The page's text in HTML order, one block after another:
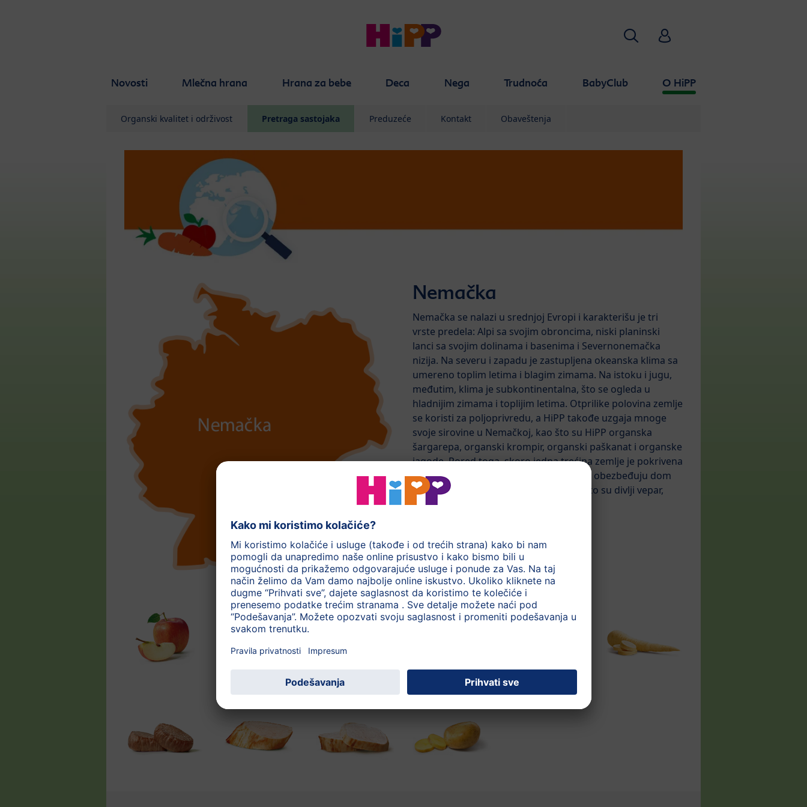
Novosti Mlečna hrana Hrana za bebe Deca Nega Trudnoća BabyClub O HiPP
Traži HiPP Babyclub
Organski kvalitet i održivost Pretraga sastojaka Preduzeće Kontakt Obaveštenja
Nemačka
Nemačka se nalazi u srednjoj Evropi i karakterišu je tri
vrste predela: Alpi sa svojim obroncima, niski planinski
lanci sa svojim dolinama i basenima i Severnonemačka
nizija. Na severu i zapadu je zastupljena okeanska klima sa
umereno toplim letima i blagim zimama. Na istoku i jugu,
međutim, klima je subkontinentalna, što se ogleda u
hladnijim zimama i toplijim letima. Otprilike polovina zemlje
se koristi za poljoprivredu, a HiPP takođe uzgaja mnoge
svoje sirovine u Nemačkoj, kao što su HiPP organska
šargarepa, organski krompir, organski paškanat i organske
jagode. Pored toga, skoro jedna trećina zemlje je pokrivena
zimzelenim i listopadnim šumama. One obezbeđuju dom
autohtonim životinjskim vrstama kao što su divlji vepar,
lisice i jeleni.